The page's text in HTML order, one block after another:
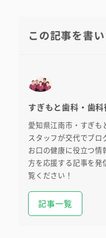
この記事を書
すぎもと歯科・歯
愛知県江南市・すぎも
スタッフが交代でブロ
お口の健康に役立つ情
方を応援する記事を発
覧ください！
記事一覧